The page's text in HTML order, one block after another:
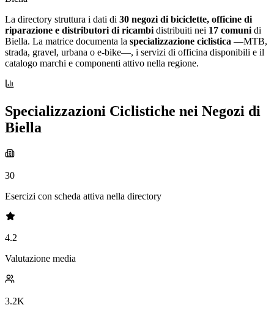
La directory struttura i dati di 30 negozi di biciclette, officine di
riparazione e distributori di ricambi distribuiti nei 17 comuni di
Biella. La matrice documenta la specializzazione ciclistica —MTB,
strada, gravel, urbana o e-bike—, i servizi di officina disponibili e il
catalogo marchi e componenti attivo nella regione.
Specializzazioni Ciclistiche nei Negozi di
Biella
30
Esercizi con scheda attiva nella directory
4.2
Valutazione media
3.2K